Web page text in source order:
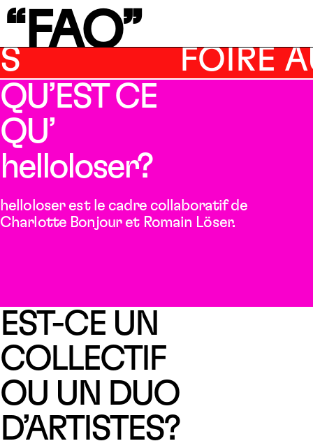
“FAQ”
QU’EST CE
QU’
helloloser?
helloloser est le cadre collaboratif de
Charlotte Bonjour et Romain Löser.
EST-CE UN
COLLECTIF
OU UN DUO
D’ARTISTES?